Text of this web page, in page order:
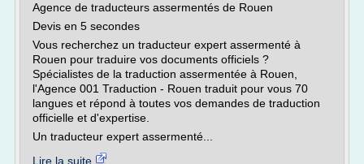
Agence de traducteurs assermentés de Rouen
Devis en 5 secondes
Vous recherchez un traducteur expert assermenté à
Rouen pour traduire vos documents officiels ?
Spécialistes de la traduction assermentée à Rouen,
l'Agence 001 Traduction - Rouen traduit pour vous 70
langues et répond à toutes vos demandes de traduction
officielle et d'expertise.
Un traducteur expert assermenté...
Lire la suite